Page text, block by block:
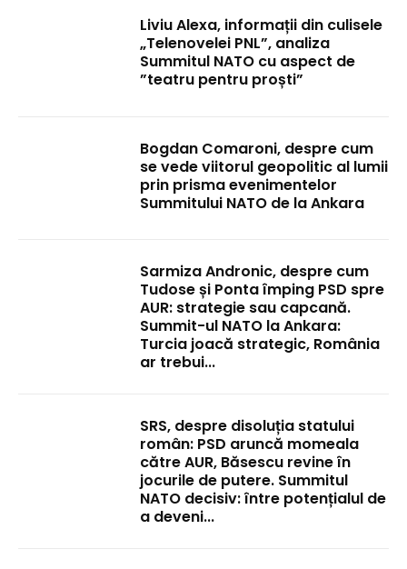
Liviu Alexa, informații din culisele
„Telenovelei PNL”, analiza
Summitul NATO cu aspect de
”teatru pentru proști”
Bogdan Comaroni, despre cum
se vede viitorul geopolitic al lumii
prin prisma evenimentelor
Summitului NATO de la Ankara
Sarmiza Andronic, despre cum
Tudose și Ponta împing PSD spre
AUR: strategie sau capcană.
Summit-ul NATO la Ankara:
Turcia joacă strategic, România
ar trebui...
SRS, despre disoluția statului
român: PSD aruncă momeala
către AUR, Băsescu revine în
jocurile de putere. Summitul
NATO decisiv: între potențialul de
a deveni...